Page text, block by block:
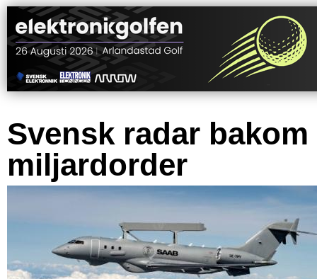
Svensk radar bakom
miljardorder